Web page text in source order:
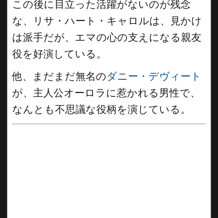
この後に目立った活躍がないのが残念
な、リサ・ハート・キャロルは、見かけ
は派手だが、エマの心の支えになる親友
役を好演している。
他、まだまだ無名のダニー・デヴィート
が、主人公オーロラに惹かれる男性で、
なんとも不思議な役柄を演じている。